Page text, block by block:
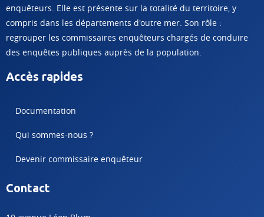
enquêteurs. Elle est présente sur la totalité du territoire, y
compris dans les départements d'outre mer. Son rôle :
regrouper les commissaires enquêteurs chargés de conduire
des enquêtes publiques auprès de la population.
Accès rapides
Documentation
Qui sommes-nous ?
Devenir commissaire enquêteur
Contact